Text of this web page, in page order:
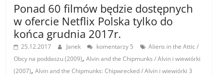
Ponad 60 filmów będzie dostępnych
w ofercie Netflix Polska tylko do
końca grudnia 2017r.
25.12.2017 Janek komentarzy 5
Aliens in the Attic /
Obcy na poddaszu (2009),Alvin and the Chipmunks / Alvin i wiewiórki
(2007),Alvin and the Chipmunks: Chipwrecked / Alvin i wiewiórki 3